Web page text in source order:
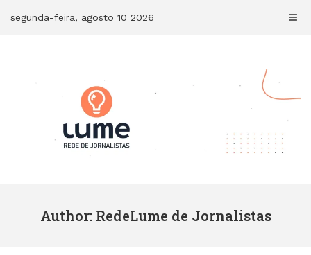
segunda-feira, agosto 10 2026
Author: RedeLume de Jornalistas